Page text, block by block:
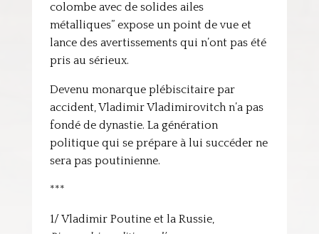
colombe avec de solides ailes
métalliques” expose un point de vue et
lance des avertissements qui n’ont pas été
pris au sérieux.
Devenu monarque plébiscitaire par
accident, Vladimir Vladimirovitch n’a pas
fondé de dynastie. La génération
politique qui se prépare à lui succéder ne
sera pas poutinienne.
***
1/ Vladimir Poutine et la Russie,